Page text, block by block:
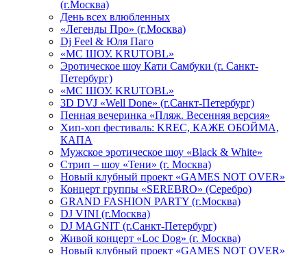
(г.Москва)
День всех влюбленных
«Легенды Про» (г.Москва)
Dj Feel & Юля Паго
«МС ШОУ. KRUTOBL»
Эротическое шоу Кати Самбуки (г. Санкт-
Петербург)
«МС ШОУ. KRUTOBL»
3D DVJ «Well Done» (г.Санкт-Петербург)
Пенная вечеринка «Пляж. Весенняя версия»
Хип-хоп фестиваль: KREC, КАЖЕ ОБОЙМА,
КАПА
Мужское эротическое шоу «Black & White»
Стрип – шоу «Тени» (г. Москва)
Новый клубный проект «GAMES NOT OVER»
Концерт группы «SEREBRO» (Серебро)
GRAND FASHION PARTY (г.Москва)
DJ VINI (г.Москва)
DJ MAGNIT (г.Санкт-Петербург)
Живой концерт «Loc Dog» (г. Москва)
Новый клубный проект «GAMES NOT OVER»